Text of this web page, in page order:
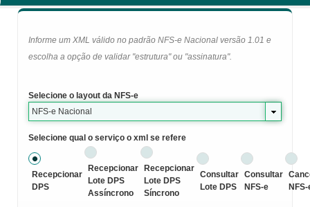
Informe um XML válido no padrão NFS-e Nacional versão 1.01 e
escolha a opção de validar "estrutura" ou "assinatura".
Selecione o layout da NFS-e
NFS-e Nacional
Selecione qual o serviço o xml se refere
Recepcionar
DPS
Recepcionar
Lote DPS
Assíncrono
Recepcionar
Lote DPS
Síncrono
Consultar
Lote DPS
Consultar
NFS-e
NFS-